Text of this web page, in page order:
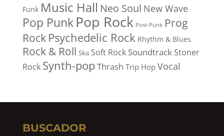
Funk Music Hall Neo Soul New Wave
Pop PunkPop Rock Post-Punk Prog
Rock Psychedelic Rock Rhythm & Blues
Rock & Roll Ska Soft Rock Soundtrack Stoner
Rock Synth-popThrash Trip Hop Vocal
BUSCADOR